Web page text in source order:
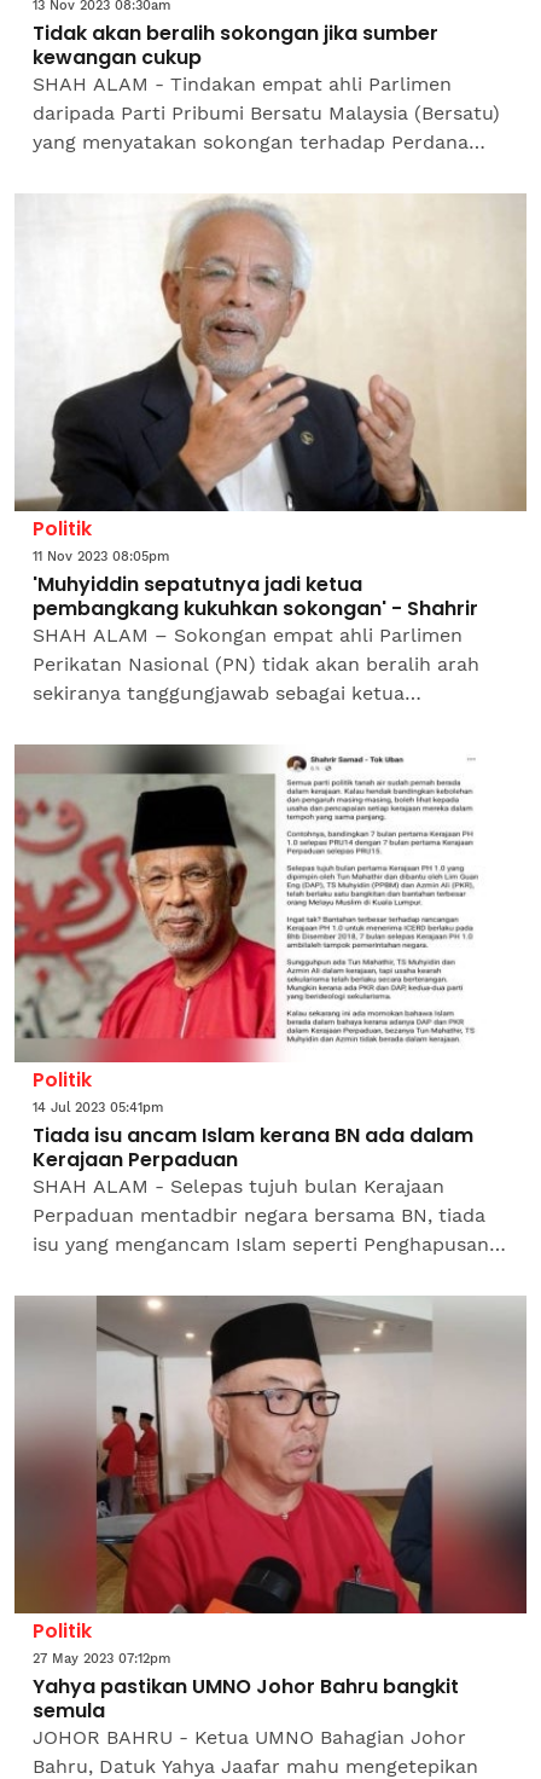
13 Nov 2023 08:30am
Tidak akan beralih sokongan jika sumber
kewangan cukup
SHAH ALAM - Tindakan empat ahli Parlimen
daripada Parti Pribumi Bersatu Malaysia (Bersatu)
yang menyatakan sokongan terhadap Perdana
Politik
11 Nov 2023 08:05pm
'Muhyiddin sepatutnya jadi ketua
pembangkang kukuhkan sokongan' - Shahrir
SHAH ALAM – Sokongan empat ahli Parlimen
Perikatan Nasional (PN) tidak akan beralih arah
sekiranya tanggungjawab sebagai ketua
Muhyiddin Yassin. Bekas...
Politik
14 Jul 2023 05:41pm
Tiada isu ancam Islam kerana BN ada dalam
Kerajaan Perpaduan
SHAH ALAM - Selepas tujuh bulan Kerajaan
Perpaduan mentadbir negara bersama BN, tiada
isu yang mengancam Islam seperti Penghapusan
tempoh kerajaan...
Politik
27 May 2023 07:12pm
Yahya pastikan UMNO Johor Bahru bangkit
semula
JOHOR BAHRU - Ketua UMNO Bahagian Johor
Bahru, Datuk Yahya Jaafar mahu mengetepikan